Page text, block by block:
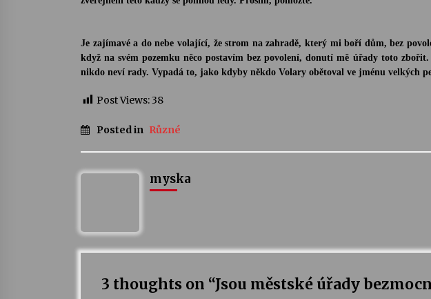
Je zajímavé a do nebe volající, že strom na zahradě, který mi boří dům, bez
když na svém pozemku něco postavím bez povolení, donutí mě úřady toto
nikdo neví rady. Vypadá to, jako kdyby někdo Volary obětoval ve jménu velkých
Post Views:38
Posted in Různé
myska
3 thoughts on “Jsou městské úřady